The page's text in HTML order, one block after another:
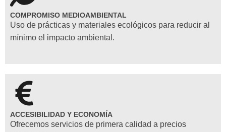
COMPROMISO MEDIOAMBIENTAL
Uso de prácticas y materiales ecológicos para reducir al
mínimo el impacto ambiental.
ACCESIBILIDAD Y ECONOMÍA
Ofrecemos servicios de primera calidad a precios